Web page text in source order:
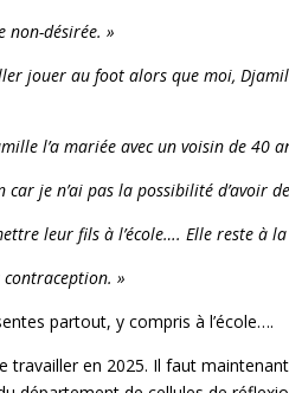
non-désirée. »
jouer au foot alors que moi,
l’a mariée avec un voisin de 40
je n’ai pas la possibilité d’avoir
leur fils à l’école…. Elle reste à
contraception. »
partout, y compris à l’école….
travailler en 2025. Il faut